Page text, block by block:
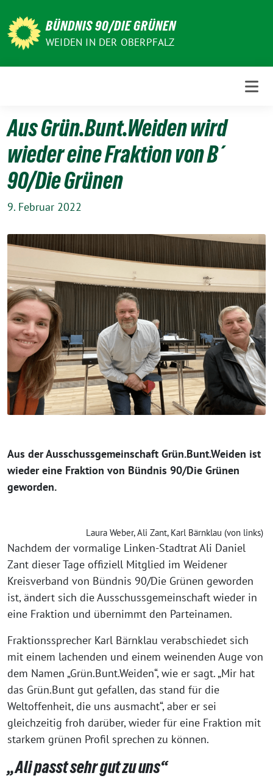
zum
Inhalt
BÜNDNIS 90/DIE GRÜNEN
WEIDEN IN DER OBERPFALZ
Aus Grün.Bunt.Weiden wird
wieder eine Fraktion von B´
90/Die Grünen
9. Februar 2022
Aus der Ausschussgemeinschaft Grün.Bunt.Weiden ist
wieder eine Fraktion von Bündnis 90/Die Grünen
geworden.
Laura Weber, Ali Zant, Karl Bärnklau (von links)
Nachdem der vormalige Linken-Stadtrat Ali Daniel
Zant dieser Tage offiziell Mitglied im Weidener
Kreisverband von Bündnis 90/Die Grünen geworden
ist, ändert sich die Ausschussgemeinschaft wieder in
eine Fraktion und übernimmt den Parteinamen.
Fraktionssprecher Karl Bärnklau verabschiedet sich
mit einem lachenden und einem weinenden Auge von
dem Namen „Grün.Bunt.Weiden“, wie er sagt. „Mir hat
das Grün.Bunt gut gefallen, das stand für die
Weltoffenheit, die uns ausmacht“, aber er sei
gleichzeitig froh darüber, wieder für eine Fraktion mit
starkem grünen Profil sprechen zu können.
„Ali passt sehr gut zu uns“